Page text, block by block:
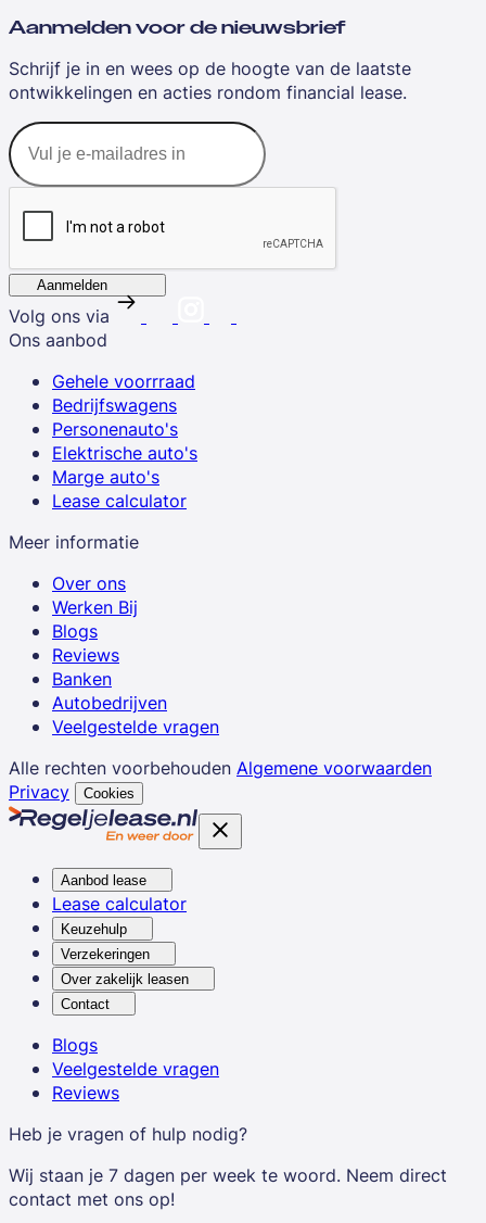
Aanmelden voor de nieuwsbrief
Schrijf je in en wees op de hoogte van de laatste
ontwikkelingen en acties rondom financial lease.
Aanmelden
Volg ons via
Ons aanbod
Gehele voorrraad
Bedrijfswagens
Personenauto's
Elektrische auto's
Marge auto's
Lease calculator
Meer informatie
Over ons
Werken Bij
Blogs
Reviews
Banken
Autobedrijven
Veelgestelde vragen
Alle rechten voorbehouden Algemene voorwaarden
Privacy
Cookies
Aanbod lease
Lease calculator
Keuzehulp
Verzekeringen
Over zakelijk leasen
Contact
Blogs
Veelgestelde vragen
Reviews
Heb je vragen of hulp nodig?
Wij staan je 7 dagen per week te woord. Neem direct
contact met ons op!